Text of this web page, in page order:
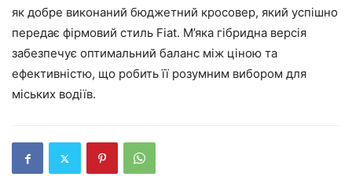
як добре виконаний бюджетний кросовер, який успішно
передає фірмовий стиль Fiat. М’яка гібридна версія
забезпечує оптимальний баланс між ціною та
ефективністю, що робить її розумним вибором для
міських водіїв.